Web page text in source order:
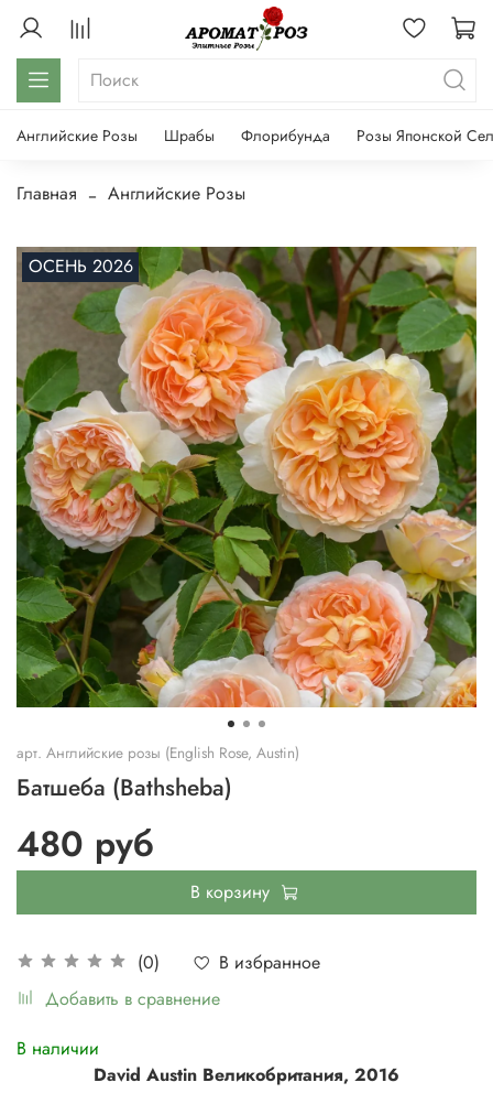
Английские Розы Шрабы Флорибунда Розы Японской
Главная Английские Розы
ОСЕНЬ 2026
арт. Английские розы (English Rose, Austin)
Батшеба (Bathsheba)
(0)
В избранное
Добавить в сравнение
В наличии
480 руб
В корзину
David Austin Великобритания, 2016